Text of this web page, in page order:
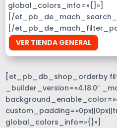
global_colors_info=»{}»]
[/
[/
VER TIENDA GENERAL
[et_pb_db_shop_orderby
_builder_version=»4.18.0″
global_colors_info=»{}»]